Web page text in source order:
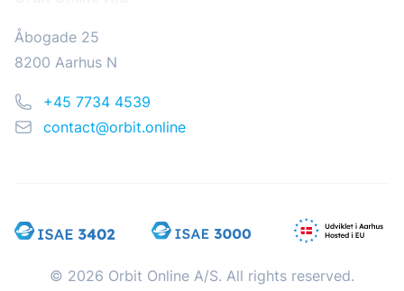
Åbogade 25
8200 Aarhus N
Telefon+45 7734 4539
Emailcontact@orbit.online
© 2026 Orbit Online A/S. All rights reserved.